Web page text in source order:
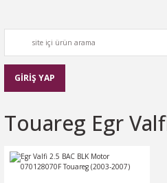
GİRİŞ YAP
Touareg Egr